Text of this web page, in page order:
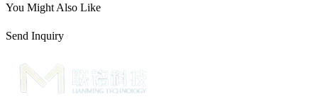
You Might Also Like
Send Inquiry